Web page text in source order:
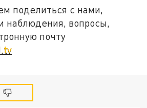
поделиться с нами,
наблюдения, вопросы,
почту